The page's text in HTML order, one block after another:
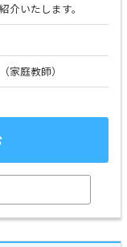
介いたします。
家庭教師）